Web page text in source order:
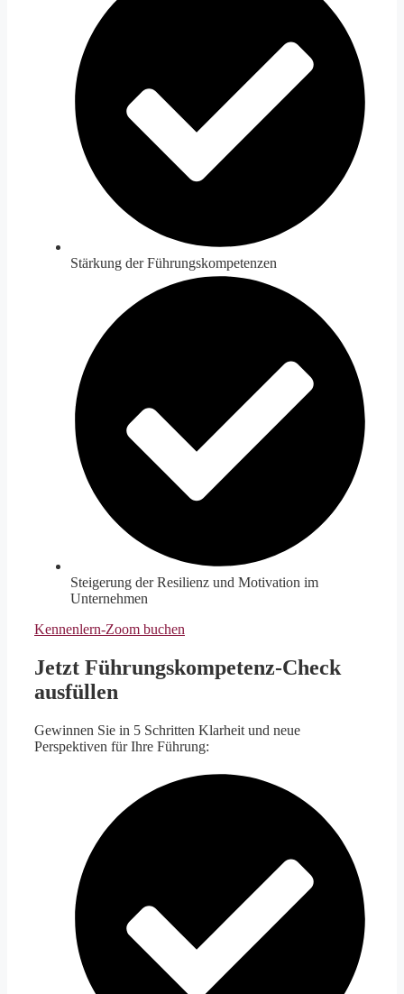
Stärkung der Führungskompetenzen
Steigerung der Resilienz und Motivation im
Unternehmen
Kennenlern-Zoom buchen
Jetzt Führungskompetenz-Check
ausfüllen
Gewinnen Sie in 5 Schritten Klarheit und neue
Perspektiven für Ihre Führung: